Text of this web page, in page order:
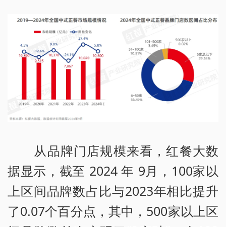
从品牌门店规模来看，红餐大数
据显示，截至 2024 年 9月，100家以
上区间品牌数占比与2023年相比提升
了0.07个百分点，其中，500家以上区